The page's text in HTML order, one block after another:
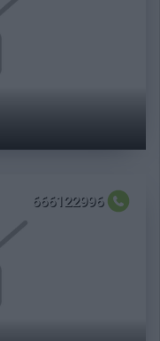
666122996